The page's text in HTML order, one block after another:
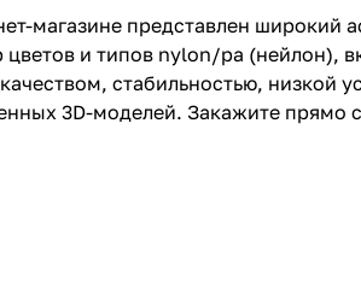
магазине представлен широкий
и типов nylon/pa (нейлон),
стабильностью, низкой
3D-моделей. Закажите прямо